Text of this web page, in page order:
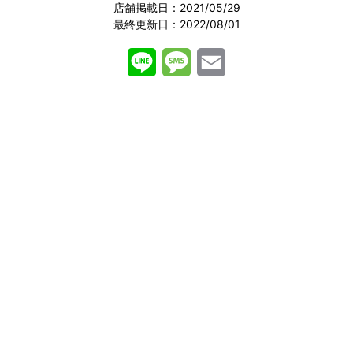
居酒屋コース（前日までの要予約 2名
店舗掲載日：2021/05/29
最終更新日：2022/08/01
M